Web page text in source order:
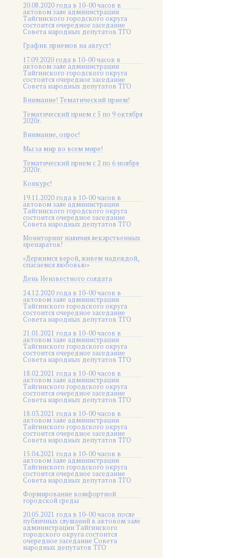
20.08.2020 года в 10-00 часов в
актовом зале администрации
Тайгинского городского округа
состоится очередное заседание
Совета народных депутатов ТГО
График приемов на август!
17.09.2020 года в 10-00 часов в
актовом зале администрации
Тайгинского городского округа
состоится очередное заседание
Совета народных депутатов ТГО
Внимание! Тематический прием!
Тематический прием с 5 по 9 октября
2020г.
Внимание, опрос!
Мы за мир во всем мире!
Тематический прием с 2 по 6 ноября
2020г.
Конкурс!
19.11.2020 года в 10-00 часов в
актовом зале администрации
Тайгинского городского округа
состоится очередное заседание
Совета народных депутатов ТГО
Мониторинг наличия лекарственных
препаратов!
«Держимся верой, живем надеждой,
спасаемся любовью»
День Неизвестного солдата
24.12.2020 года в 10-00 часов в
актовом зале администрации
Тайгинского городского округа
состоится очередное заседание
Совета народных депутатов ТГО
21.01.2021 года в 10-00 часов в
актовом зале администрации
Тайгинского городского округа
состоится очередное заседание
Совета народных депутатов ТГО
18.02.2021 года в 10-00 часов в
актовом зале администрации
Тайгинского городского округа
состоится очередное заседание
Совета народных депутатов ТГО
18.03.2021 года в 10-00 часов в
актовом зале администрации
Тайгинского городского округа
состоится очередное заседание
Совета народных депутатов ТГО
15.04.2021 года в 10-00 часов в
актовом зале администрации
Тайгинского городского округа
состоится очередное заседание
Совета народных депутатов ТГО
Формирование комфортной
городской среды
20.05.2021 года в 10-00 часов после
публичных слушаний в актовом зале
администрации Тайгинского
городского округа состоится
очередное заседание Совета
народных депутатов ТГО